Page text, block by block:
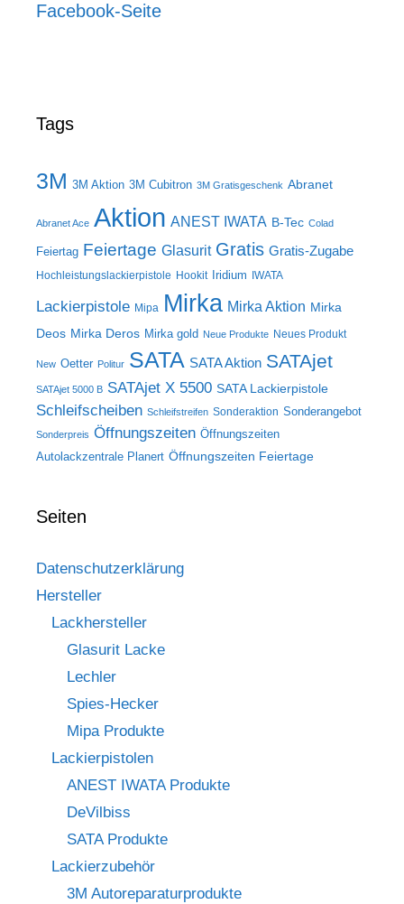
Facebook-Seite
Tags
3M 3M Aktion 3M Cubitron 3M Gratisgeschenk Abranet
Abranet Ace Aktion ANEST IWATA B-Tec Colad
Feiertag Feiertage Glasurit Gratis Gratis-Zugabe
Hochleistungslackierpistole Hookit Iridium IWATA
Lackierpistole Mipa Mirka Mirka Aktion Mirka
Deos Mirka Deros Mirka gold Neue Produkte Neues Produkt
New Oetter Politur SATA SATA Aktion SATAjet
SATAjet 5000 B SATAjet X 5500 SATA Lackierpistole
Schleifscheiben Schleifstreifen Sonderaktion Sonderangebot
Sonderpreis Öffnungszeiten Öffnungszeiten
Autolackzentrale Planert Öffnungszeiten Feiertage
Seiten
Datenschutzerklärung
Hersteller
Lackhersteller
Glasurit Lacke
Lechler
Spies-Hecker
Mipa Produkte
Lackierpistolen
ANEST IWATA Produkte
DeVilbiss
SATA Produkte
Lackierzubehör
3M Autoreparaturprodukte